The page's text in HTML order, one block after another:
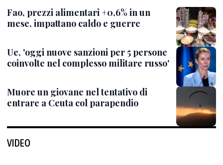
Fao, prezzi alimentari +0,6% in un
mese, impattano caldo e guerre
Ue, 'oggi nuove sanzioni per 5 persone
coinvolte nel complesso militare russo'
Muore un giovane nel tentativo di
entrare a Ceuta col parapendio
VIDEO